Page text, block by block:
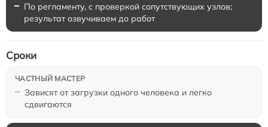
По регламенту, с проверкой сопутствующих узлов;
результат озвучиваем до работ
Зависят от загрузки одного человека и легко
сдвигаются
Сроки